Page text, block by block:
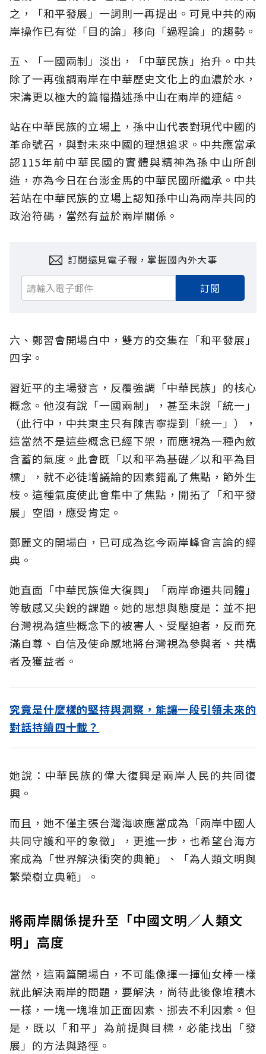
之，「和平發展」一詞則一再提出。可見中共的兩
岸操作已有從「目的論」移向「過程論」的趨勢。
五、「一國兩制」淡出，「中華民族」抬升。中共
除了一再強調兩岸在中華歷史文化上的血濃於水，
宋濤更以極大的篇幅描述孫中山在兩岸的連結。
站在中華民族的立場上，孫中山代表對現代中國的
革命號召，與對未來中國的理想追求。中共應當承
認115年前中華民國的實體與精神為孫中山所創
造，亦為今日在台澎金馬的中華民國所繼承。中共
若站在中華民族的立場上認知孫中山為兩岸共同的
政治符碼，當然有益於兩岸關係。
訂閱遠見電子報，掌握國內外大事
訂閱
六、鄭習會開場白中，雙方的交集在「和平發展」
四字。
習近平的主場發言，反覆強調「中華民族」的核心
概念。他沒有說「一國兩制」，甚至未說「統一」
（此行中，中共東主只有陳吉寧提到「統一」），
這當然不是這些概念已經下架，而應視為一種內斂
含蓄的氣度。此會既「以和平為基礎／以和平為目
標」，就不必徒增議論的因素錯亂了焦點，節外生
枝。這種氣度使此會集中了焦點，開拓了「和平發
展」空間，應受肯定。
鄭麗文的開場白，已可成為迄今兩岸峰會言論的經
典。
她直面「中華民族偉大復興」「兩岸命運共同體」
等敏感又尖銳的課題。她的思想與態度是：並不把
台灣視為這些概念下的被害人、受壓迫者，反而充
滿自尊、自信及使命感地將台灣視為參與者、共構
者及獲益者。
究竟是什麼樣的堅持與洞察，能讓一段引領未來的
對話持續四十載？
她說：中華民族的偉大復興是兩岸人民的共同復
興。
而且，她不僅主張台灣海峽應當成為「兩岸中國人
共同守護和平的象徵」，更進一步，也希望台海方
案成為「世界解決衝突的典範」、「為人類文明與
繁榮樹立典範」。
將兩岸關係提升至「中國文明／人類文
明」高度
當然，這兩篇開場白，不可能像揮一揮仙女棒一樣
就此解決兩岸的問題，要解決，尚待此後像堆積木
一樣，一塊一塊堆加正面因素、挪去不利因素。但
是，既以「和平」為前提與目標，必能找出「發
展」的方法與路徑。